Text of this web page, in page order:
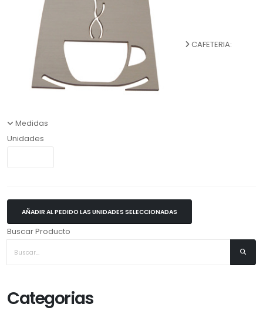
Buscar Producto
Categorias
CAFETERIA:
Medidas
Unidades
AÑADIR AL PEDIDO LAS UNIDADES SELECCIONADAS